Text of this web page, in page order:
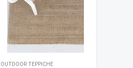
OUTDOOR TEPPICHE